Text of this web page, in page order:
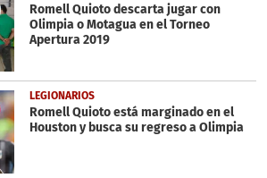
Romell Quioto descarta jugar con
Olimpia o Motagua en el Torneo
Apertura 2019
LEGIONARIOS
Romell Quioto está marginado en el
Houston y busca su regreso a Olimpia